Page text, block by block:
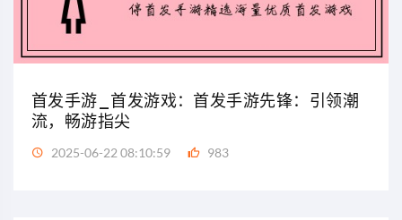
首发手游_首发游戏：首发手游先锋：引领潮
流，畅游指尖
2025-06-22 08:10:59 983